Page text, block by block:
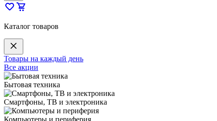
Каталог товаров
Товары на каждый день
Все акции
Бытовая техника
Смартфоны, ТВ и электроника
Компьютеры и периферия